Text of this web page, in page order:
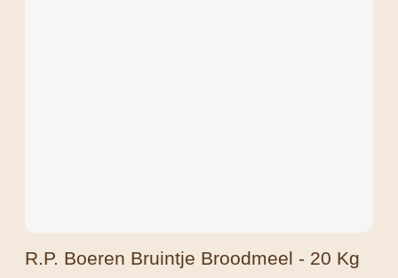
R.P. Boeren Bruintje Broodmeel - 20 Kg